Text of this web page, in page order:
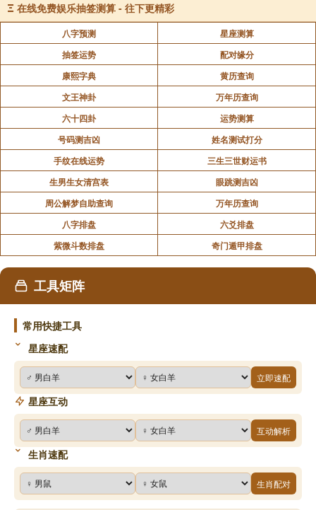
人的死去，只不过是暂时离开了这个天地而已，如
果我还悲伤欲绝的那么嚎哭，岂不是连天命变化的道理
我都不懂了吗。
象曰：黄离元吉，得中道也。
黄离元吉：拥有乐观精神，最终获得吉祥。
得中道也：是因为保持中正之道。
苏格拉底离别之刻，完全无惧于死亡，拒绝朋友和
学生要他乞求赦免和外出逃亡的建议，饮下毒酒而死；
并留下超级点赞金句：我去死，你们去活，究竟谁过得
更幸福，唯有神知道。
（dié）之嗟（jiē），凶
日昃之离：太阳偏西，就要下山了；人生就要落幕
了。
不鼓缶（fǒu）而歌：这个时候应该敲起锣来唱起
歌，代表一种乐观主义精神，一种大无畏的勇者气魄。
大耋：指老年。
Ξ 在线免费娱乐抽签测算 - 往下更精彩
八字预测
星座测算
抽签运势
配对缘分
康熙字典
黄历查询
文王神卦
万年历查询
六十四卦
运势测算
号码测吉凶
姓名测试打分
手纹在线运势
三生三世财运书
生男生女清宫表
眼跳测吉凶
周公解梦自助查询
万年历查询
八字排盘
六爻排盘
紫微斗数排盘
奇门遁甲排盘
工具矩阵
常用快捷工具
星座速配
立即速配
星座互动
互动解析
生肖速配
生肖配对